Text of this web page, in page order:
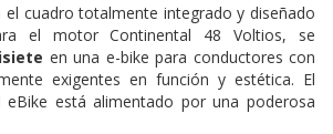
el cuadro totalmente integrado y diseñado
el motor Continental 48 Voltios, se
en una e-bike para conductores con
exigentes en función y estética. El
eBike está alimentado por una poderosa